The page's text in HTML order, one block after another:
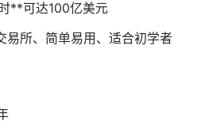
**可达100亿美元
易所、简单易用、适合初学者